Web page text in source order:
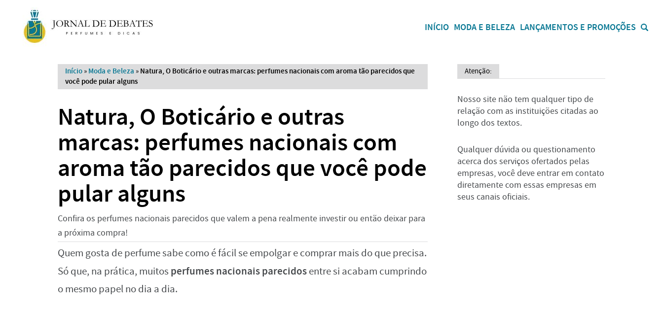
INÍCIO MODA E BELEZA LANÇAMENTOS E PROMOÇÕES
Início » Moda e Beleza » Natura, O Boticário e outras marcas: perfumes nacionais com aroma tão parecidos que
você pode pular alguns
Natura, O Boticário e outras
marcas: perfumes nacionais com
aroma tão parecidos que você pode
pular alguns
Confira os perfumes nacionais parecidos que valem a pena realmente investir ou então deixar para
a próxima compra!
Quem gosta de perfume sabe como é fácil se empolgar e comprar mais do que precisa.
Só que, na prática, muitos perfumes nacionais parecidosentre si acabam cumprindo
o mesmo papel no dia a dia.
Atenção:
Nosso site não tem qualquer tipo de
relação com as instituições citadas ao
longo dos textos.
Qualquer dúvida ou questionamento
acerca dos serviços ofertados pelas
empresas, você deve entrar em contato
diretamente com essas empresas em
seus canais oficiais.